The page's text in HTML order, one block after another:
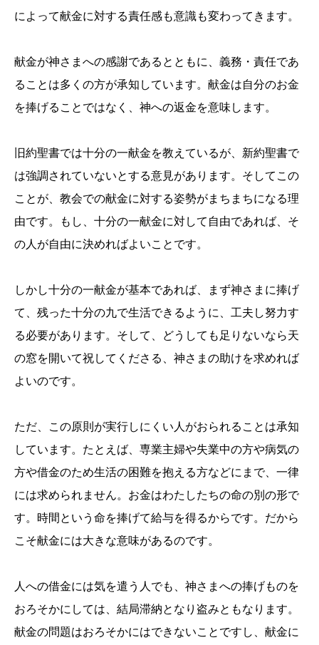
によって献金に対する責任感も意識も変わってきます。
献金が神さまへの感謝であるとともに、義務・責任であ
ることは多くの方が承知しています。献金は自分のお金
を捧げることではなく、神への返金を意味します。
旧約聖書では十分の一献金を教えているが、新約聖書で
は強調されていないとする意見があります。そしてこの
ことが、教会での献金に対する姿勢がまちまちになる理
由です。もし、十分の一献金に対して自由であれば、そ
の人が自由に決めればよいことです。
しかし十分の一献金が基本であれば、まず神さまに捧げ
て、残った十分の九で生活できるように、工夫し努力す
る必要があります。そして、どうしても足りないなら天
の窓を開いて祝してくださる、神さまの助けを求めれば
よいのです。
ただ、この原則が実行しにくい人がおられることは承知
しています。たとえば、専業主婦や失業中の方や病気の
方や借金のため生活の困難を抱える方などにまで、一律
には求められません。お金はわたしたちの命の別の形で
す。時間という命を捧げて給与を得るからです。だから
こそ献金には大きな意味があるのです。
人への借金には気を遣う人でも、神さまへの捧げものを
おろそかにしては、結局滞納となり盗みともなります。
献金の問題はおろそかにはできないことですし、献金に